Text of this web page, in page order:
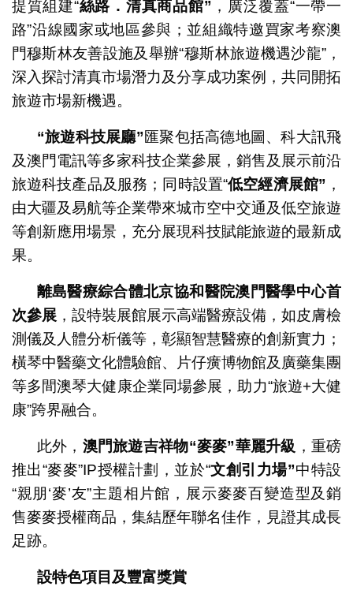
提質組建“絲路．清真商品館” ，廣泛覆蓋“一帶一
路”沿線國家或地區參與；並組織特邀買家考察澳
門穆斯林友善設施及舉辦“穆斯林旅遊機遇沙龍”，
深入探討清真市場潛力及分享成功案例，共同開拓
旅遊市場新機遇。
“旅遊科技展廳”匯聚包括高德地圖、科大訊飛
及澳門電訊等多家科技企業參展，銷售及展示前沿
旅遊科技產品及服務；同時設置“低空經濟展館” ，
由大疆及易航等企業帶來城市空中交通及低空旅遊
等創新應用場景，充分展現科技賦能旅遊的最新成
果。
離島醫療綜合體北京協和醫院澳門醫學中心首
次參展，設特裝展館展示高端醫療設備，如皮膚檢
測儀及人體分析儀等，彰顯智慧醫療的創新實力；
橫琴中醫藥文化體驗館、片仔癀博物館及廣藥集團
等多間澳琴大健康企業同場參展，助力“旅遊+大健
康”跨界融合。
此外， 澳門旅遊吉祥物“麥麥”華麗升級 ，重磅
推出“麥麥”IP授權計劃，並於“文創引力場”中特設
“親朋‘麥’友”主題相片館，展示麥麥百變造型及銷
售麥麥授權商品，集結歷年聯名佳作，見證其成長
足跡。
設特色項目及豐富獎賞